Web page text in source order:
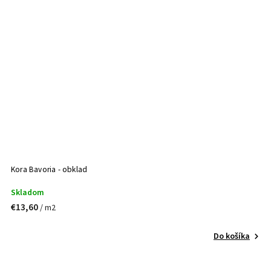
Kora Bavoria - obklad
Skladom
€13,60/ m2
Do košíka